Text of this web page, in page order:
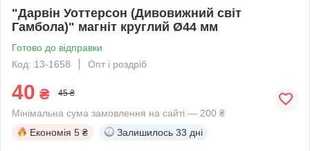
"Дарвін Уоттерсон (Дивовижний світ
Гамбола)" магніт круглий Ø44 мм
Готово до відправки
Код: 13-1658
Опт і роздріб
40 ₴ 45 ₴
Мінімальна сума замовлення на сайті — 200 ₴
Економія 5 ₴ Залишилось 33 дні